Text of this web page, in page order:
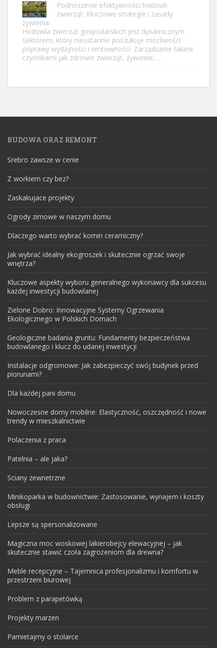
Podnoszenie efektywności hodowli
zwierząt: Kluczowe strategie i zasady
żywienia
Hodowla zwierząt gospodarskich jest dynamicznym
sektorem, który nieustannie poszukuje możliwości
poprawy wydajności i rentowności. Zarządzanie takimi
czynnikami jak zdrowie zwierząt, żywienie, …
BUDOWA ORAZ REMONT
Srebro zawsze w cenie
Z workiem czy bez?
Zaskakujace projekty
Ogrody zimowe w naszym domu
Dlaczego warto wybrać komin ceramiczny?
Jak wybrać idealny ekogroszek i skutecznie ogrzać swoje
wnętrza?
Kluczowe aspekty wyboru generalnego wykonawcy dla sukcesu
każdej inwestycji budowlanej
Zielone Dobro: Innowacyjne Systemy Ogrzewania
Ekologicznego w Polskich Domach
Geologiczne badania gruntu: Fundamenty bezpieczeństwa
budowlanego i klucz do udanej inwestycji
Instalacje odgromowe: Jak zabezpieczyć swój budynek przed
piorunami?
Dla każdej pani domu
Nowoczesne domy mobilne: Elastyczność, oszczędność i nowe
trendy w mieszkalnictwie
Polaczenia z praca
Patelnia – ale jaka?
Sciany zewnetrzne
Minikoparka w budownictwie: Zastosowanie, wynajem i koszty
obsługi
Lepsze są spersonalizowane
Magiczna moc woskowej lakierobejcy elewacyjnej – jak
skutecznie stawić czoła zagrożeniom dla drewna?
Meble recepcyjne – Tajemnica profesjonalizmu i komfortu w
przestrzeni biurowej
Problem z parapetówką
Projekty marzen
Pamietajmy o stolarce